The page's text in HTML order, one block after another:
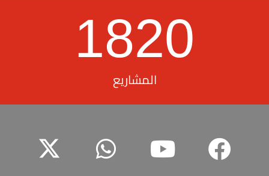
1820
المشاريع